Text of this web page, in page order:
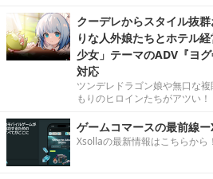
クーデレからスタイル抜
りな人外娘たちとホテル
少女」テーマのADV『ヨ
対応
ツンデレドラゴン娘や無口な
もりのヒロインたちがアツい！
ゲームコマースの最前線
Xsollaの最新情報はこちらから！